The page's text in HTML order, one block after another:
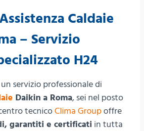
Caldaie
– Servizio
H24
servizio professionale di
Daikin a Roma, sei nel posto
tecnicoClima Groupoffre
garantiti e certificati in tutta